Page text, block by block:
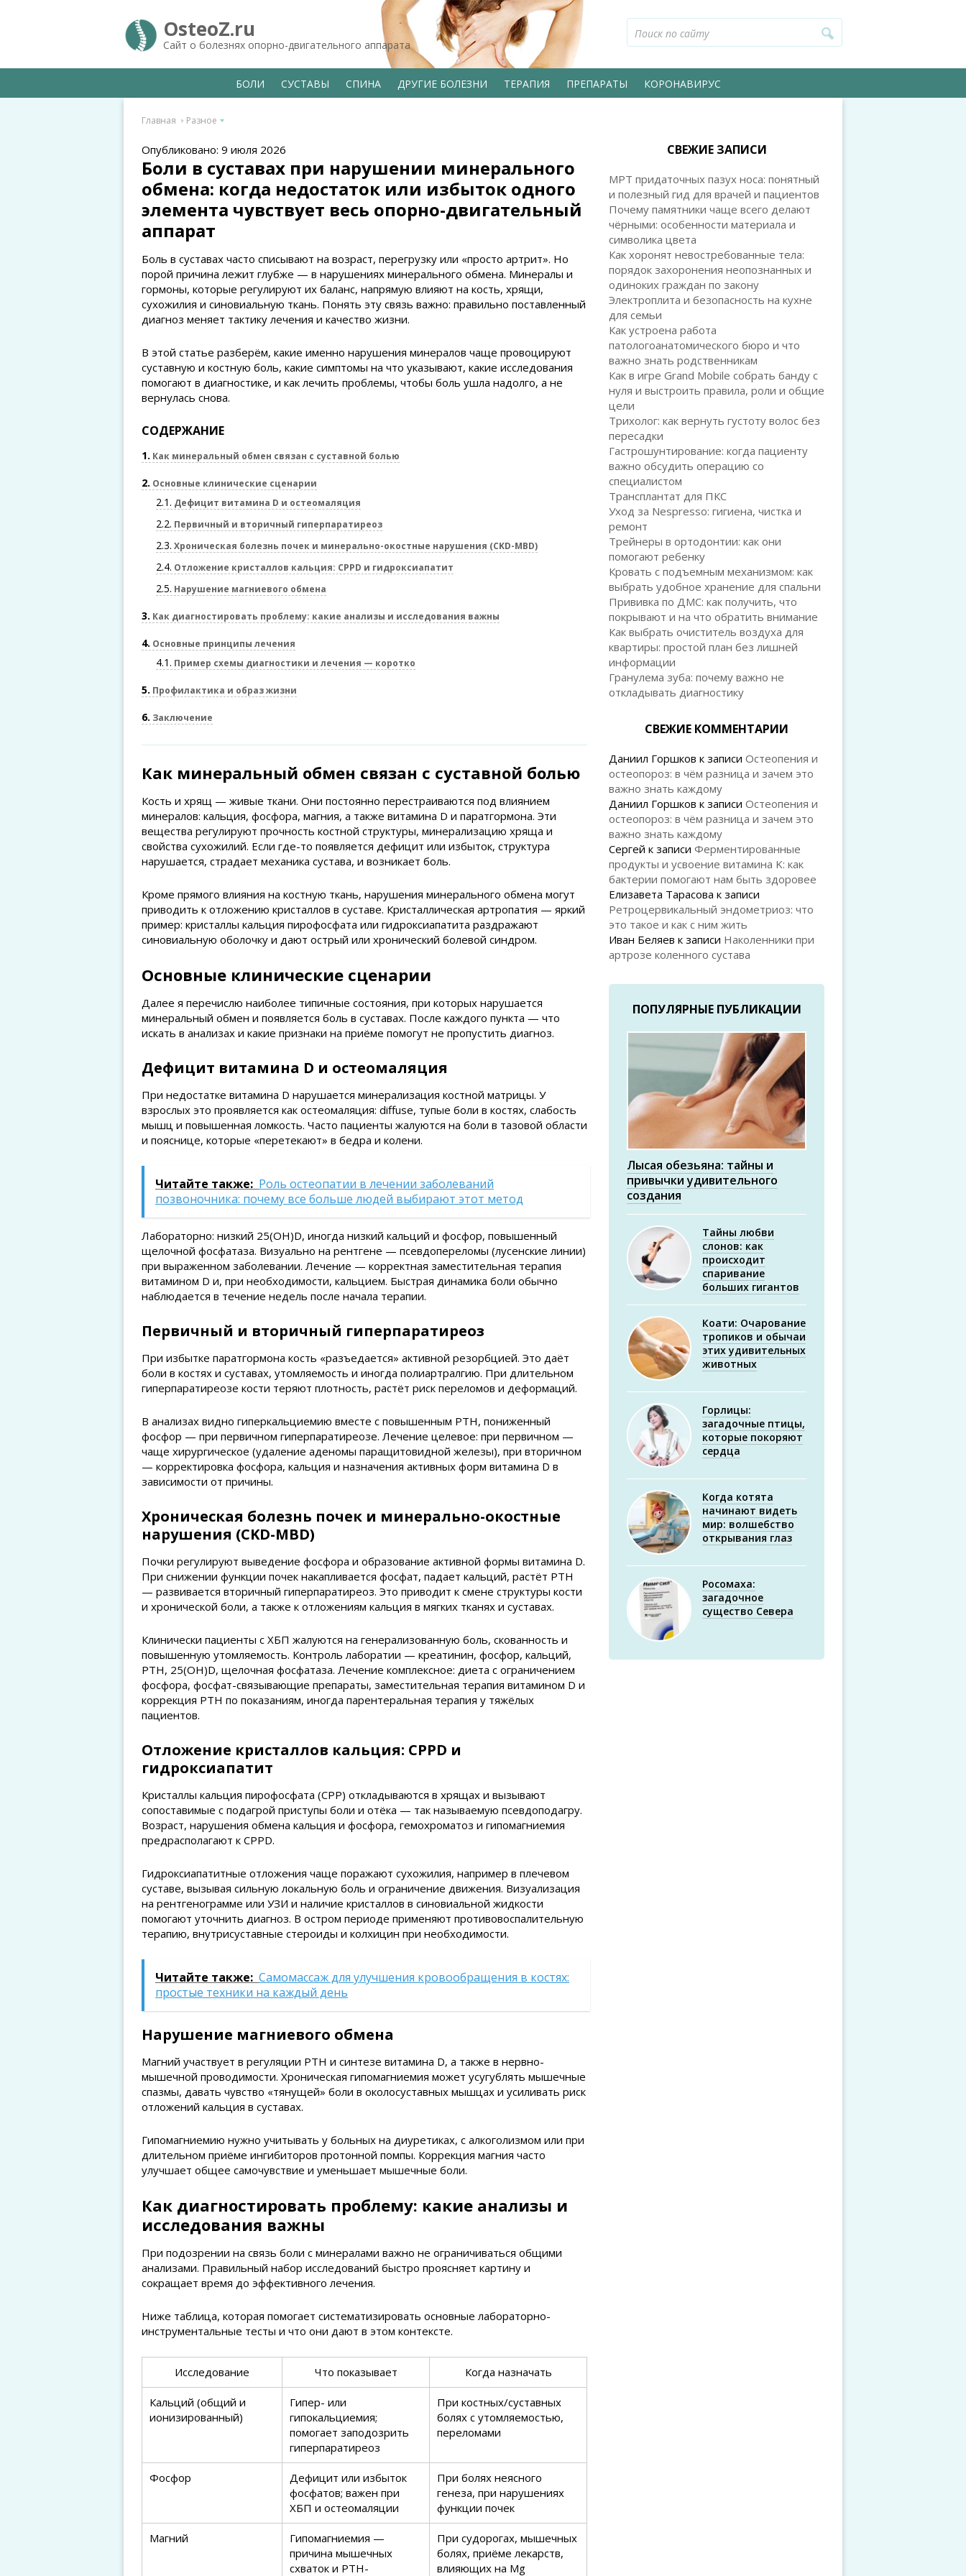
OsteoZ.ru
Сайт о болезнях опорно-двигательного аппарата
БОЛИ СУСТАВЫ СПИНА ДРУГИЕ БОЛЕЗНИ ТЕРАПИЯ ПРЕПАРАТЫ КОРОНАВИРУС
Главная Разное
Опубликовано: 9 июля 2026
Боли в суставах при нарушении минерального
обмена: когда недостаток или избыток одного
элемента чувствует весь опорно-двигательный
аппарат
Боль в суставах часто списывают на возраст, перегрузку или «просто артрит». Но
порой причина лежит глубже — в нарушениях минерального обмена. Минералы и
гормоны, которые регулируют их баланс, напрямую влияют на кость, хрящи,
сухожилия и синовиальную ткань. Понять эту связь важно: правильно поставленный
диагноз меняет тактику лечения и качество жизни.
В этой статье разберём, какие именно нарушения минералов чаще провоцируют
суставную и костную боль, какие симптомы на что указывают, какие исследования
помогают в диагностике, и как лечить проблемы, чтобы боль ушла надолго, а не
вернулась снова.
СОДЕРЖАНИЕ
1 Как минеральный обмен связан с суставной болью
2 Основные клинические сценарии
2.1 Дефицит витамина D и остеомаляция
2.2 Первичный и вторичный гиперпаратиреоз
2.3 Хроническая болезнь почек и минерально-окостные нарушения (CKD-MBD)
2.4 Отложение кристаллов кальция: CPPD и гидроксиапатит
2.5 Нарушение магниевого обмена
3 Как диагностировать проблему: какие анализы и исследования важны
4 Основные принципы лечения
4.1 Пример схемы диагностики и лечения — коротко
5 Профилактика и образ жизни
6 Заключение
Как минеральный обмен связан с суставной болью
Кость и хрящ — живые ткани. Они постоянно перестраиваются под влиянием
минералов: кальция, фосфора, магния, а также витамина D и паратгормона. Эти
вещества регулируют прочность костной структуры, минерализацию хряща и
свойства сухожилий. Если где-то появляется дефицит или избыток, структура
нарушается, страдает механика сустава, и возникает боль.
Кроме прямого влияния на костную ткань, нарушения минерального обмена могут
приводить к отложению кристаллов в суставе. Кристаллическая артропатия — яркий
пример: кристаллы кальция пирофосфата или гидроксиапатита раздражают
синовиальную оболочку и дают острый или хронический болевой синдром.
Основные клинические сценарии
Далее я перечислю наиболее типичные состояния, при которых нарушается
минеральный обмен и появляется боль в суставах. После каждого пункта — что
искать в анализах и какие признаки на приёме помогут не пропустить диагноз.
Дефицит витамина D и остеомаляция
При недостатке витамина D нарушается минерализация костной матрицы. У
взрослых это проявляется как остеомаляция: diffuse, тупые боли в костях, слабость
мышц и повышенная ломкость. Часто пациенты жалуются на боли в тазовой области
и пояснице, которые «перетекают» в бедра и колени.
Читайте также: Роль остеопатии в лечении заболеваний
позвоночника: почему все больше людей выбирают этот метод
Лабораторно: низкий 25(OH)D, иногда низкий кальций и фосфор, повышенный
щелочной фосфатаза. Визуально на рентгене — псевдопереломы (лусенские линии)
при выраженном заболевании. Лечение — корректная заместительная терапия
витамином D и, при необходимости, кальцием. Быстрая динамика боли обычно
наблюдается в течение недель после начала терапии.
Первичный и вторичный гиперпаратиреоз
При избытке паратгормона кость «разъедается» активной резорбцией. Это даёт
боли в костях и суставах, утомляемость и иногда полиартралгию. При длительном
гиперпаратиреозе кости теряют плотность, растёт риск переломов и деформаций.
В анализах видно гиперкальциемию вместе с повышенным PTH, пониженный
фосфор — при первичном гиперпаратиреозе. Лечение целевое: при первичном —
чаще хирургическое (удаление аденомы паращитовидной железы), при вторичном
— корректировка фосфора, кальция и назначения активных форм витамина D в
зависимости от причины.
Хроническая болезнь почек и минерально-окостные
нарушения (CKD-MBD)
Почки регулируют выведение фосфора и образование активной формы витамина D.
При снижении функции почек накапливается фосфат, падает кальций, растёт PTH
— развивается вторичный гиперпаратиреоз. Это приводит к смене структуры кости
и хронической боли, а также к отложениям кальция в мягких тканях и суставах.
Клинически пациенты с ХБП жалуются на генерализованную боль, скованность и
повышенную утомляемость. Контроль лаборатии — креатинин, фосфор, кальций,
PTH, 25(OH)D, щелочная фосфатаза. Лечение комплексное: диета с ограничением
фосфора, фосфат-связывающие препараты, заместительная терапия витамином D и
коррекция PTH по показаниям, иногда парентеральная терапия у тяжёлых
пациентов.
Отложение кристаллов кальция: CPPD и
гидроксиапатит
Кристаллы кальция пирофосфата (CPP) откладываются в хрящах и вызывают
сопоставимые с подагрой приступы боли и отёка — так называемую псевдоподагру.
Возраст, нарушения обмена кальция и фосфора, гемохроматоз и гипомагниемия
предрасполагают к CPPD.
Гидроксиапатитные отложения чаще поражают сухожилия, например в плечевом
суставе, вызывая сильную локальную боль и ограничение движения. Визуализация
на рентгенограмме или УЗИ и наличие кристаллов в синовиальной жидкости
помогают уточнить диагноз. В остром периоде применяют противовоспалительную
терапию, внутрисуставные стероиды и колхицин при необходимости.
Читайте также: Самомассаж для улучшения кровообращения в костях:
простые техники на каждый день
Нарушение магниевого обмена
Магний участвует в регуляции PTH и синтезе витамина D, а также в нервно-
мышечной проводимости. Хроническая гипомагниемия может усугублять мышечные
спазмы, давать чувство «тянущей» боли в околосуставных мышцах и усиливать риск
отложений кальция в суставах.
Гипомагниемию нужно учитывать у больных на диуретиках, с алкоголизмом или при
длительном приёме ингибиторов протонной помпы. Коррекция магния часто
улучшает общее самочувствие и уменьшает мышечные боли.
Как диагностировать проблему: какие анализы и
исследования важны
При подозрении на связь боли с минералами важно не ограничиваться общими
анализами. Правильный набор исследований быстро проясняет картину и
сокращает время до эффективного лечения.
Ниже таблица, которая помогает систематизировать основные лабораторно-
инструментальные тесты и что они дают в этом контексте.
Исследование Что показывает Когда назначать
Кальций (общий и
ионизированный)
Гипер- или
гипокальциемия;
помогает заподозрить
гиперпаратиреоз
При костных/суставных
болях с утомляемостью,
переломами
Фосфор
Дефицит или избыток
фосфатов; важен при
ХБП и остеомаляции
При болях неясного
генеза, при нарушениях
функции почек
Магний
Гипомагниемия —
причина мышечных
схваток и PTH-
При судорогах, мышечных
болях, приёме лекарств,
влияющих на Mg
СВЕЖИЕ ЗАПИСИ
МРТ придаточных пазух носа: понятный
и полезный гид для врачей и пациентов
Почему памятники чаще всего делают
чёрными: особенности материала и
символика цвета
Как хоронят невостребованные тела:
порядок захоронения неопознанных и
одиноких граждан по закону
Электроплита и безопасность на кухне
для семьи
Как устроена работа
патологоанатомического бюро и что
важно знать родственникам
Как в игре Grand Mobile собрать банду с
нуля и выстроить правила, роли и общие
цели
Трихолог: как вернуть густоту волос без
пересадки
Гастрошунтирование: когда пациенту
важно обсудить операцию со
специалистом
Трансплантат для ПКС
Уход за Nespresso: гигиена, чистка и
ремонт
Трейнеры в ортодонтии: как они
помогают ребенку
Кровать с подъемным механизмом: как
выбрать удобное хранение для спальни
Прививка по ДМС: как получить, что
покрывают и на что обратить внимание
Как выбрать очиститель воздуха для
квартиры: простой план без лишней
информации
Гранулема зуба: почему важно не
откладывать диагностику
СВЕЖИЕ КОММЕНТАРИИ
Даниил Горшков к записи Остеопения и
остеопороз: в чём разница и зачем это
важно знать каждому
Даниил Горшков к записи Остеопения и
остеопороз: в чём разница и зачем это
важно знать каждому
Сергей к записи Ферментированные
продукты и усвоение витамина K: как
бактерии помогают нам быть здоровее
Елизавета Тарасова к записи
Ретроцервикальный эндометриоз: что
это такое и как с ним жить
Иван Беляев к записи Наколенники при
артрозе коленного сустава
ПОПУЛЯРНЫЕ ПУБЛИКАЦИИ
Лысая обезьяна: тайны и
привычки удивительного
создания
Тайны любви
слонов: как
происходит
спаривание
больших гигантов
Коати: Очарование
тропиков и обычаи
этих удивительных
животных
Горлицы:
загадочные птицы,
которые покоряют
сердца
Когда котята
начинают видеть
мир: волшебство
открывания глаз
Росомаха:
загадочное
существо Севера